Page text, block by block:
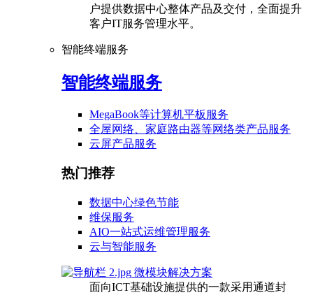
户提供数据中心整体产品及交付，全面提升
客户IT服务管理水平。
智能终端服务
智能终端服务
MegaBook等计算机平板服务
全屋网络、家庭路由器等网络类产品服务
云屏产品服务
热门推荐
数据中心绿色节能
维保服务
AIO一站式运维管理服务
云与智能服务
微模块解决方案
面向ICT基础设施提供的一款采用通道封